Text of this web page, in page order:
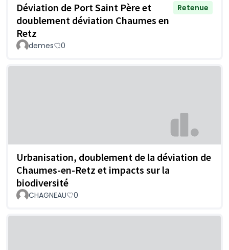
Déviation de Port Saint Père et
doublement déviation Chaumes en
Retz
Retenue
demes 0
Urbanisation, doublement de la déviation de
Chaumes-en-Retz et impacts sur la
biodiversité
CHAGNEAU 0